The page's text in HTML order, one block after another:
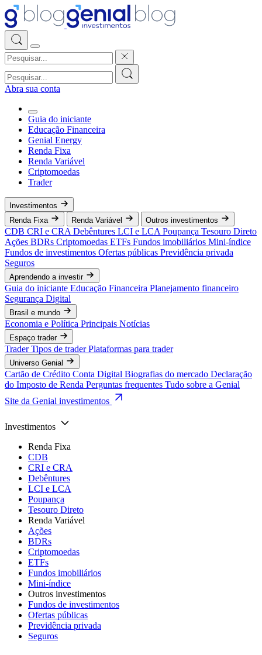
Abra sua conta
Guia do iniciante
Educação Financeira
Genial Energy
Renda Fixa
Renda Variável
Criptomoedas
Trader
Investimentos
Renda Fixa
Renda Variável Outros investimentos
CDB CRI e CRA Debêntures LCI e LCA Poupança Tesouro Direto
Ações BDRs Criptomoedas ETFs Fundos imobiliários Mini-índice
Fundos de investimentos Ofertas públicas Previdência privada
Seguros
Aprendendo a investir
Guia do iniciante Educação Financeira Planejamento financeiro
Segurança Digital
Brasil e mundo
Economia e Política Principais Notícias
Espaço trader
TraderTipos de traderPlataformas para trader
Universo Genial
Cartão de Crédito Conta Digital Biografias do mercado Declaração
do Imposto de Renda Perguntas frequentes Tudo sobre a Genial
Site da Genial investimentos
Investimentos
Renda Fixa
CDB
CRI e CRA
Debêntures
LCI e LCA
Poupança
Tesouro Direto
Renda Variável
Ações
BDRs
Criptomoedas
ETFs
Fundos imobiliários
Mini-índice
Outros investimentos
Fundos de investimentos
Ofertas públicas
Previdência privada
Seguros